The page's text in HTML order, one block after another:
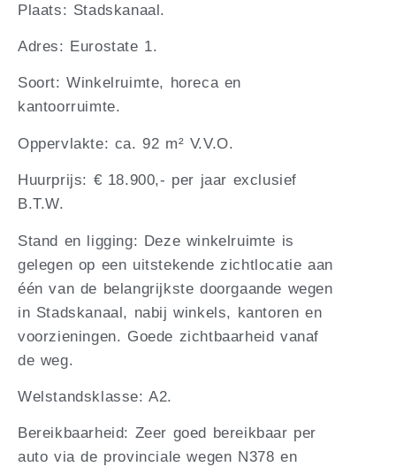
Plaats: Stadskanaal.
Adres: Eurostate 1.
Soort: Winkelruimte, horeca en
kantoorruimte.
Oppervlakte: ca. 92 m² V.V.O.
Huurprijs: € 18.900,- per jaar exclusief
B.T.W.
Stand en ligging: Deze winkelruimte is
gelegen op een uitstekende zichtlocatie aan
één van de belangrijkste doorgaande wegen
in Stadskanaal, nabij winkels, kantoren en
voorzieningen. Goede zichtbaarheid vanaf
de weg.
Welstandsklasse: A2.
Bereikbaarheid: Zeer goed bereikbaar per
auto via de provinciale wegen N378 en